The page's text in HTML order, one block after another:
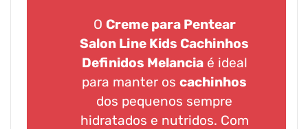
O Creme para Pentear
Salon Line Kids Cachinhos
Definidos Melanciaé ideal
para manter oscachinhos
dos pequenos sempre
hidratados e nutridos. Com